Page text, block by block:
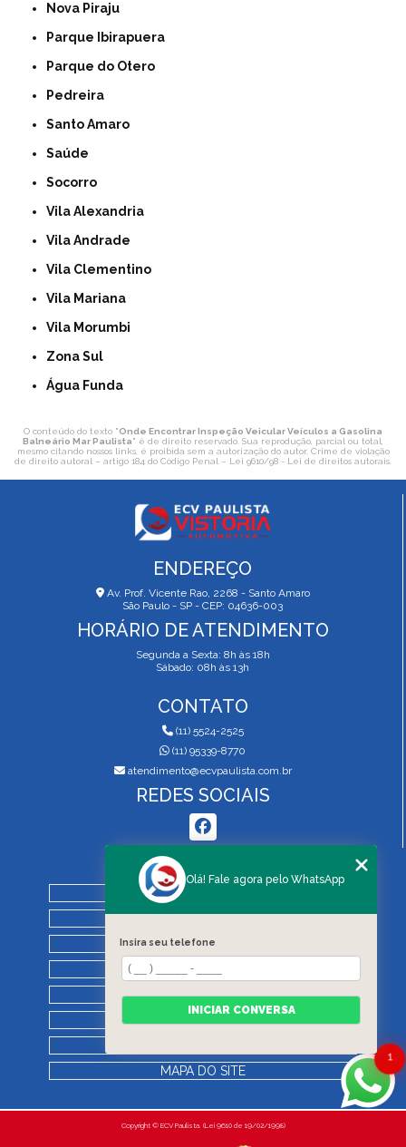
Nova Piraju
Parque Ibirapuera
Parque do Otero
Pedreira
Santo Amaro
Saúde
Socorro
Vila Alexandria
Vila Andrade
Vila Clementino
Vila Mariana
Vila Morumbi
Zona Sul
Água Funda
O conteúdo do texto "Onde Encontrar Inspeção Veicular Veículos a Gasolina
Balneário Mar Paulista" é de direito reservado. Sua reprodução, parcial ou total,
mesmo citando nossos links, é proibida sem a autorização do autor. Crime de violação
de direito autoral – artigo 184 do Código Penal – Lei 9610/98 - Lei de direitos autorais.
ENDEREÇO
Av. Prof. Vicente Rao, 2268 - Santo Amaro
São Paulo - SP - CEP: 04636-003
HORÁRIO DE ATENDIMENTO
Segunda a Sexta: 8h às 18h
Sábado: 08h às 13h
CONTATO
(11) 5524-2525
(11) 95339-8770
atendimento@ecvpaulista.com.br
REDES SOCIAIS
MENU
QUEM SOMOS
SERVIÇOS
BLOG
REGRAS DE VISTORIA
MAPA DO SITE
Copyright © ECV Paulista. (Lei 9610 de 19/02/1998)
1
Olá! Fale agora pelo WhatsApp
Insira seu telefone
INICIAR CONVERSA